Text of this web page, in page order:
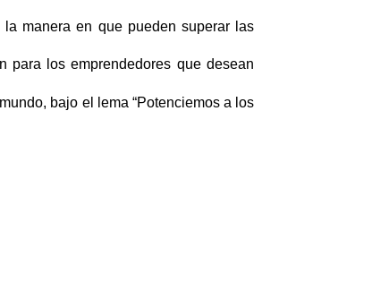
manera en que pueden superar las
para los emprendedores que desean
bajo el lema “Potenciemos a los